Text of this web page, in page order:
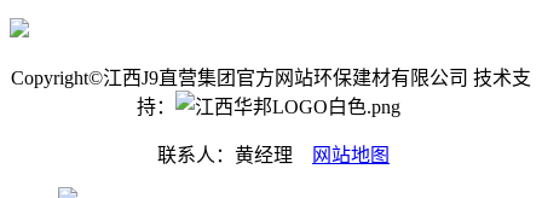
Copyright©江西J9直营集团官方网站环保建材有限公司 技术支
持：
联系人：黄经理 网站地图